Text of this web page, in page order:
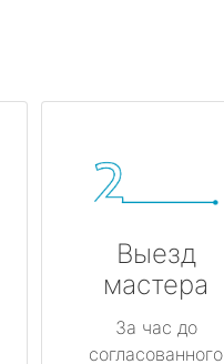
Выезд
мастера
За час до
согласованного